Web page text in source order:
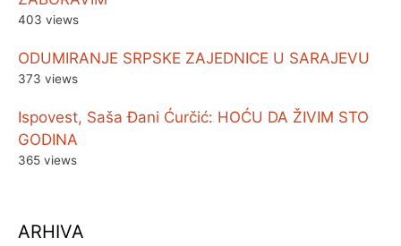
403 views
ODUMIRANJE SRPSKE ZAJEDNICE U SARAJEVU
373 views
Ispovest, Saša Đani Ćurčić: HOĆU DA ŽIVIM STO
GODINA
365 views
ARHIVA